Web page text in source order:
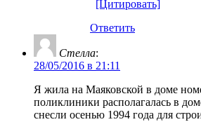
[Цитировать]
Ответить
Стелла:
28/05/2016 в 21:11
Я жила на Маяковской в доме
поликлиники располагалась в
снесли осенью 1994 года для